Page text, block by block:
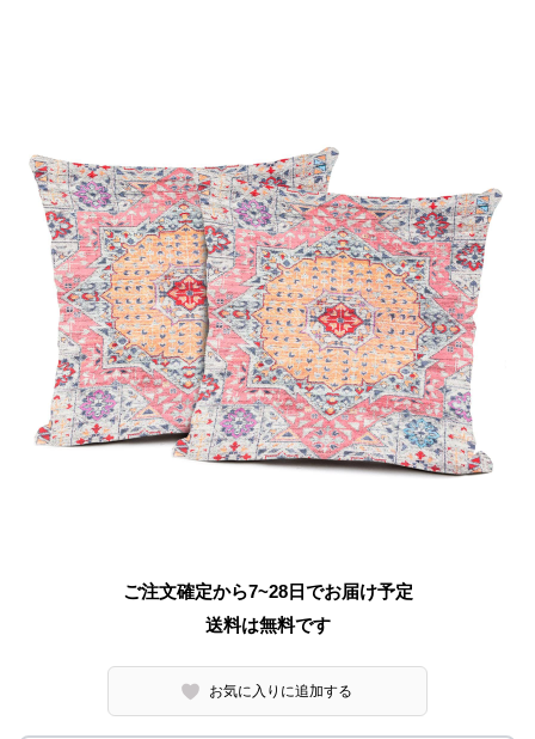
ご注文確定から7~28日でお届け予定
送料は無料です
お気に入りに追加する